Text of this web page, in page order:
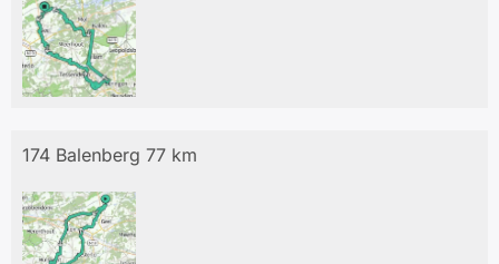
174 Balenberg 77 km